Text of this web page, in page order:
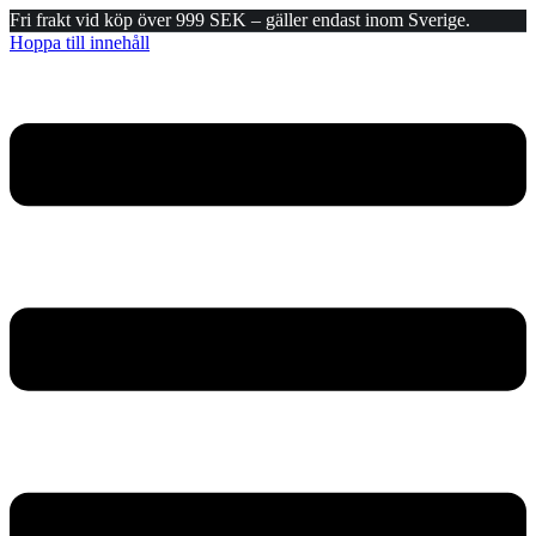
Fri frakt vid köp över 999 SEK – gäller endast inom Sverige.
Hoppa till innehåll